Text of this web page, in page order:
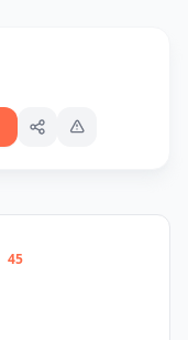
45